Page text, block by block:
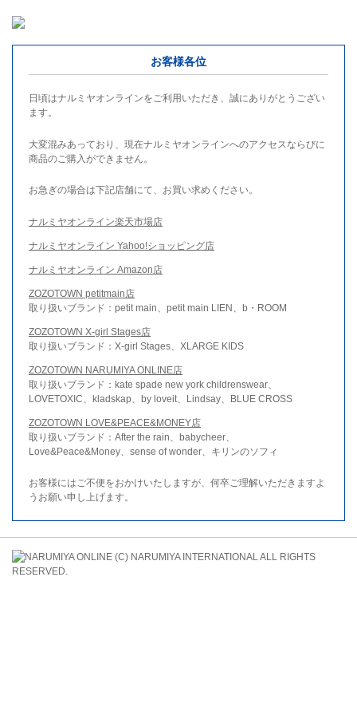
お客様各位
日頃はナルミヤオンラインをご利用いただき、誠にありがとうござい
ます。
大変混みあっており、現在ナルミヤオンラインへのアクセスならびに
商品のご購入ができません。
お急ぎの場合は下記店舗にて、お買い求めください。
ナルミヤオンライン楽天市場店
ナルミヤオンライン Yahoo!ショッピング店
ナルミヤオンライン Amazon店
ZOZOTOWN petitmain店
取り扱いブランド：petit main、petit main LIEN、b・ROOM
ZOZOTOWN X-girl Stages店
取り扱いブランド：X-girl Stages、XLARGE KIDS
ZOZOTOWN NARUMIYA ONLINE店
取り扱いブランド：kate spade new york childrenswear、
LOVETOXIC、kladskap、by loveit、Lindsay、BLUE CROSS
ZOZOTOWN LOVE&PEACE&MONEY店
取り扱いブランド：After the rain、babycheer、
Love&Peace&Money、sense of wonder、キリンのソフィ
お客様にはご不便をおかけいたしますが、何卒ご理解いただきますよ
うお願い申し上げます。